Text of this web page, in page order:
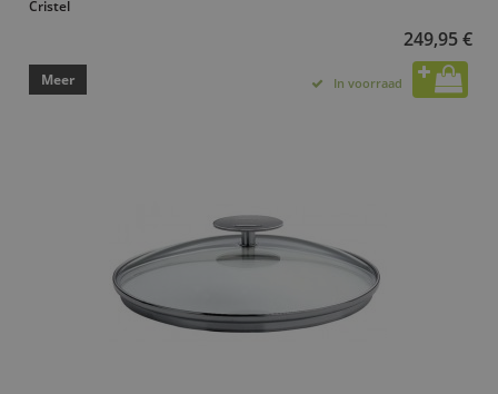
Cristel
249,95 €
Meer In voorraad